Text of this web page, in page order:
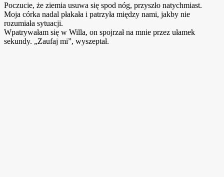
Poczucie, że ziemia usuwa się spod nóg, przyszło natychmiast.
Moja córka nadal płakała i patrzyła między nami, jakby nie
rozumiała sytuacji.
Wpatrywałam się w Willa, on spojrzał na mnie przez ułamek
sekundy. „Zaufaj mi”, wyszeptał.